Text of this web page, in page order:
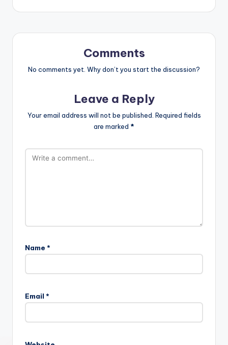
Comments
No comments yet. Why don’t you start the discussion?
Leave a Reply
Your email address will not be published. Required fields
are marked *
Name *
Email *